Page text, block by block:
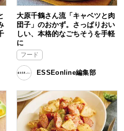
大原千鶴さん流「キャベツと肉
団子」のおかず。さっぱりおい
しい、本格的なごちそうを手軽
に
フード
ESSEonline編集部